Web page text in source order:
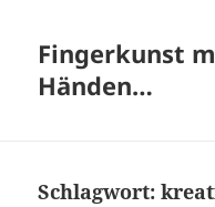
Fingerkunst
Händen…
Schlagwort: